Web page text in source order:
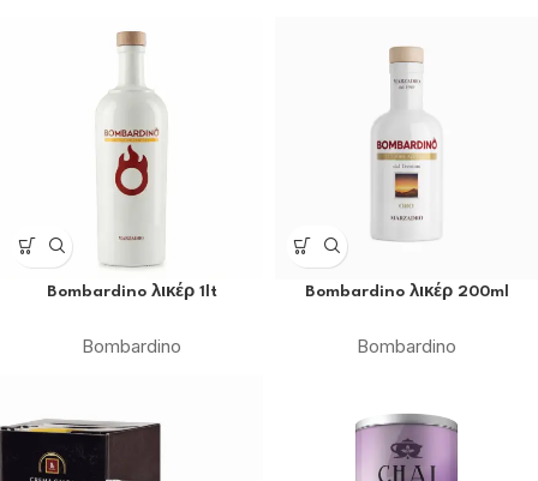
Bombardino λικέρ 1lt
Bombardino
Bombardino λικέρ 200ml
Bombardino